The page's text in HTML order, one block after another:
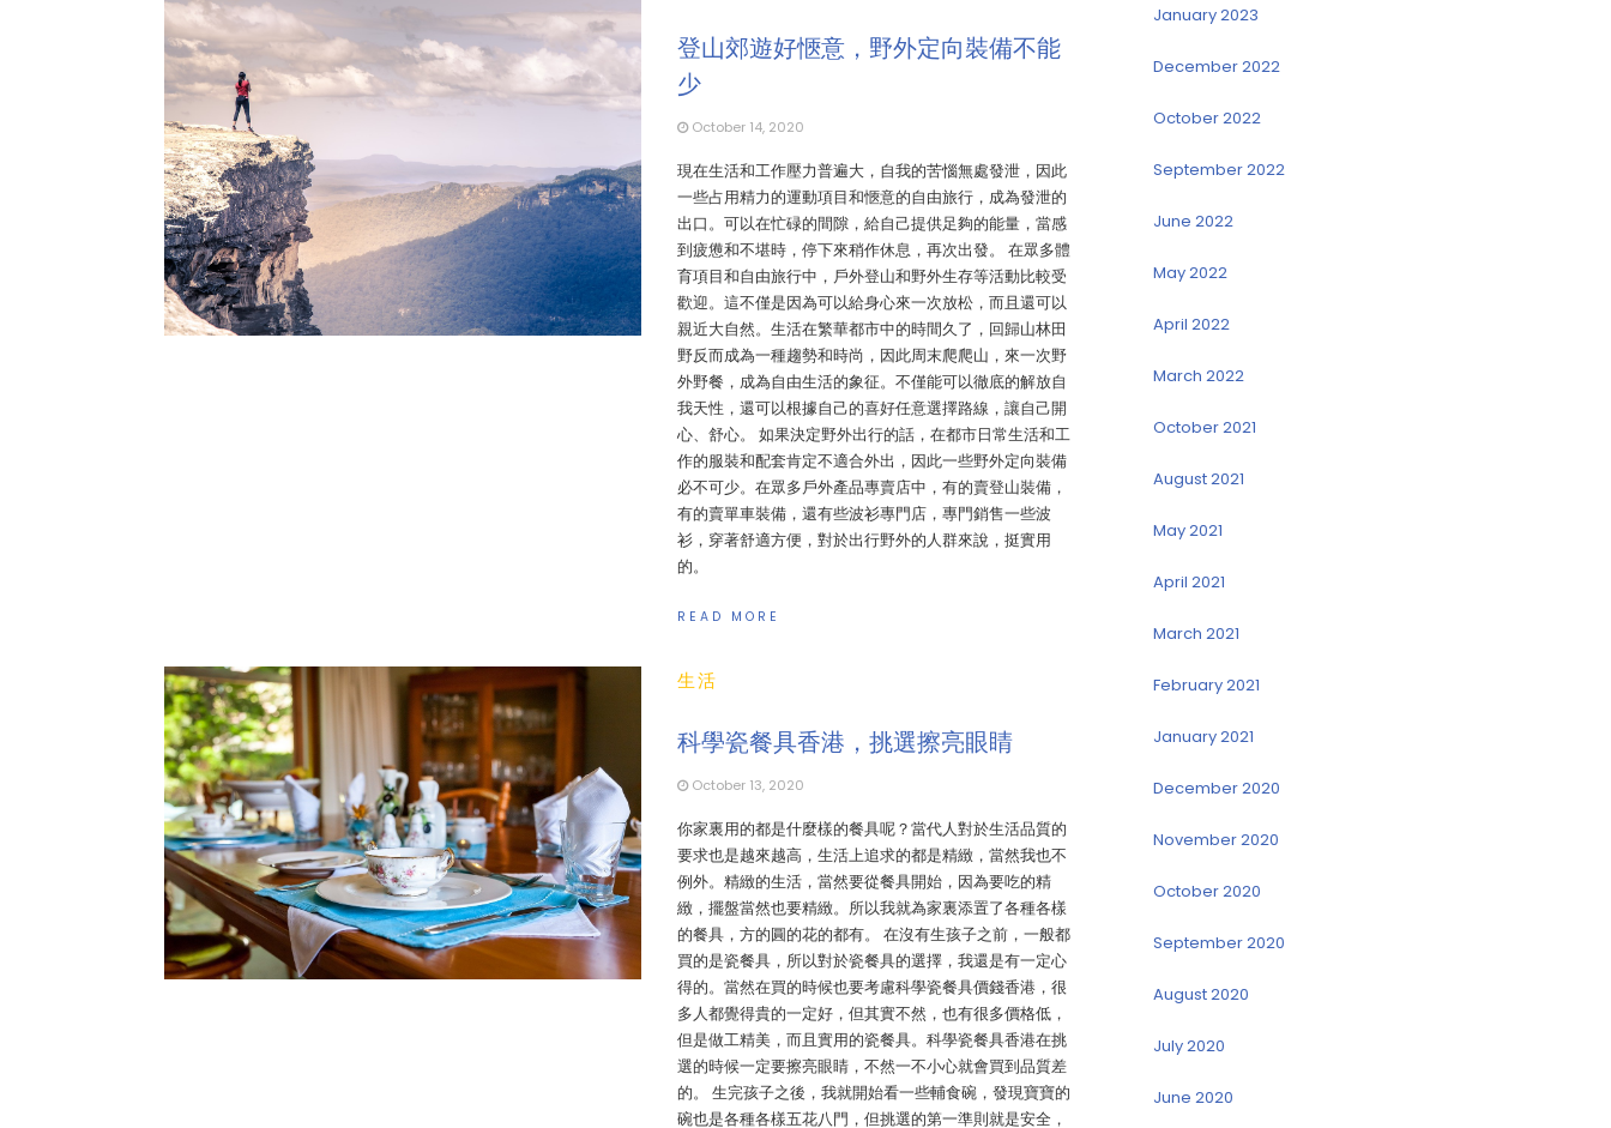
登山郊遊好愜意，野外定向裝備不能
少
October 14, 2020
現在生活和工作壓力普遍大，自我的苦惱無處發泄，因此
一些占用精力的運動項目和愜意的自由旅行，成為發泄的
出口。可以在忙碌的間隙，給自己提供足夠的能量，當感
到疲憊和不堪時，停下來稍作休息，再次出發。 在眾多體
育項目和自由旅行中，戶外登山和野外生存等活動比較受
歡迎。這不僅是因為可以給身心來一次放松，而且還可以
親近大自然。生活在繁華都市中的時間久了，回歸山林田
野反而成為一種趨勢和時尚，因此周末爬爬山，來一次野
外野餐，成為自由生活的象征。不僅能可以徹底的解放自
我天性，還可以根據自己的喜好任意選擇路線，讓自己開
心、舒心。 如果決定野外出行的話，在都市日常生活和工
作的服裝和配套肯定不適合外出，因此一些野外定向裝備
必不可少。在眾多戶外產品專賣店中，有的賣登山裝備，
有的賣單車裝備，還有些波衫專門店，專門銷售一些波
衫，穿著舒適方便，對於出行野外的人群來說，挺實用
的。
READ MORE
生活
科學瓷餐具香港，挑選擦亮眼睛
October 13, 2020
你家裏用的都是什麼樣的餐具呢？當代人對於生活品質的
要求也是越來越高，生活上追求的都是精緻，當然我也不
例外。精緻的生活，當然要從餐具開始，因為要吃的精
緻，擺盤當然也要精緻。所以我就為家裏添置了各種各樣
的餐具，方的圓的花的都有。 在沒有生孩子之前，一般都
買的是瓷餐具，所以對於瓷餐具的選擇，我還是有一定心
得的。當然在買的時候也要考慮科學瓷餐具價錢香港，很
多人都覺得貴的一定好，但其實不然，也有很多價格低，
但是做工精美，而且實用的瓷餐具。科學瓷餐具香港在挑
選的時候一定要擦亮眼睛，不然一不小心就會買到品質差
的。 生完孩子之後，我就開始看一些輔食碗，發現寶寶的
碗也是各種各樣五花八門，但挑選的第一準則就是安全，
January 2023
December 2022
October 2022
September 2022
June 2022
May 2022
April 2022
March 2022
October 2021
August 2021
May 2021
April 2021
March 2021
February 2021
January 2021
December 2020
November 2020
October 2020
September 2020
August 2020
July 2020
June 2020